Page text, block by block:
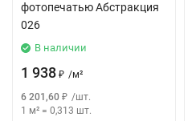
фотопечатью Абстракция
026
В наличии
1 938 ₽ /м²
6 201,60 ₽ /шт.
1 м² = 0,313 шт.